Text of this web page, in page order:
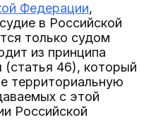
Федерации,
в Российской
только судом
из принципа
(статья 46), который
территориальную
с этой
Российской